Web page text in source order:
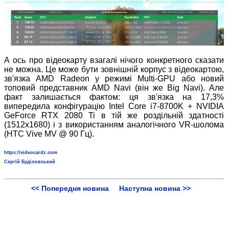
А ось про відеокарту взагалі нічого конкретного сказати
не можна. Це може бути зовнішній корпус з відеокартою,
зв'язка AMD Radeon у режимі Multi-GPU або новий
топовий представник AMD Navi (він же Big Navi). Але
факт залишається фактом: ця зв'язка на 17,3%
випередила конфігурацію Intel Core i7-8700K + NVIDIA
GeForce RTX 2080 Ti в тій же роздільній здатності
(1512х1680) і з використанням аналогічного VR-шолома
(HTC Vive MV @ 90 Гц).
https://videocardz.com
Сергій Буділовський
<< Попередня новина Наступна новина >>